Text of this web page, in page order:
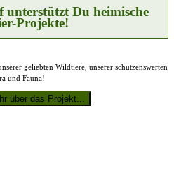
Produktseite
gewählt
werden
Du heimische
Projekte!
geliebten Wildtiere, unserer schützenswerten
und Fauna!